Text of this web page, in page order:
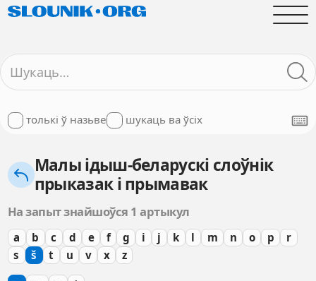
толькі ў назьве шукаць ва ўсіх
Малы ідыш-беларускі слоўнік
прыказак і прымавак
На запыт знайшоўся 1 артыкул
a b c d e f g i j k l m n o p
r
s
š t u v x z